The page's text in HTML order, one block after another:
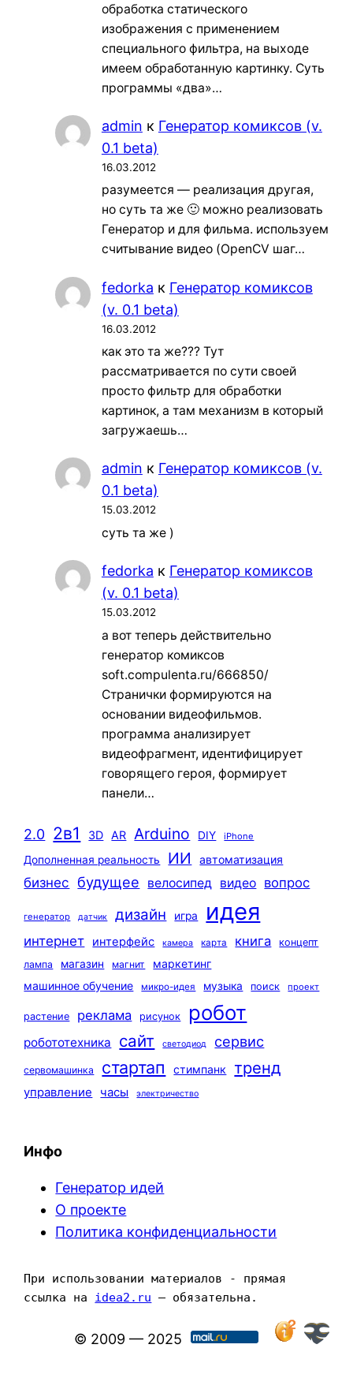
обработка статического
изображения с применением
специального фильтра, на выходе
имеем обработанную картинку. Суть
программы «два»…
admin к Генератор комиксов (v.
0.1 beta)
16.03.2012
разумеется — реализация другая,
но суть та же 🙂 можно реализовать
Генератор и для фильма. используем
считывание видео (OpenCV шаг…
fedorka к Генератор комиксов
(v. 0.1 beta)
16.03.2012
как это та же??? Тут
рассматривается по сути своей
просто фильтр для обработки
картинок, а там механизм в который
загружаешь…
admin к Генератор комиксов (v.
0.1 beta)
15.03.2012
суть та же )
fedorka к Генератор комиксов
(v. 0.1 beta)
15.03.2012
а вот теперь действительно
генератор комиксов
soft.compulenta.ru/666850/
Странички формируются на
основании видеофильмов.
программа анализирует
видеофрагмент, идентифицирует
говорящего героя, формирует
панели…
2.0 2в1 3D AR Arduino DIY iPhone
Дополненная реальность ИИ автоматизация
бизнес будущее велосипед видео вопрос
генератор датчик дизайн игра идея
интернет интерфейс камера карта книга
концепт
лампа
магазин магнит
маркетинг
машинное обучение
микро-идея музыка поиск проект
растение реклама рисунок робот
робототехника сайт светодиод сервис
сервомашинка стартап стимпанк тренд
управление часы электричество
Инфо
Генератор идей
О проекте
Политика конфиденциальности
При использовании материалов - прямая
ссылка на idea2.ru — обязательна.
© 2009 — 2025